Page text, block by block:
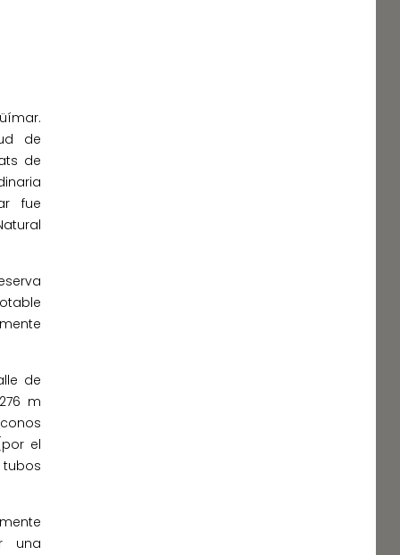
de
de
fue
de
m
el
una